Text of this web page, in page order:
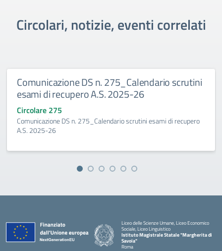
Circolari, notizie, eventi correlati
Comunicazione DS n. 275_Calendario scrutini
esami di recupero A.S. 2025-26
Circolare 275
Comunicazione DS n. 275_Calendario scrutini esami di recupero
A.S. 2025-26
Liceo delle Scienze Umane, Liceo Economico
Sociale, Liceo Linguistico
Istituto Magistrale Statale "Margherita di
Savoia"
Roma